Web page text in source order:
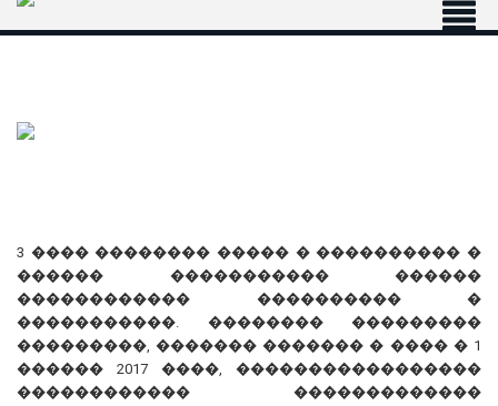
3 ���� �������� ����� � ���������� �
������ ����������� ������
������������ ���������� �
�����������. �������� ���������
���������, ������� ������� � ���� � 1
������ 2017 ����, �����������������
������������ �������������